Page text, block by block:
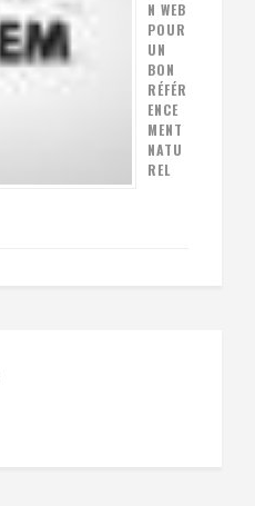
N WEB
POUR
UN
BON
RÉFÉR
ENCE
MENT
NATU
REL